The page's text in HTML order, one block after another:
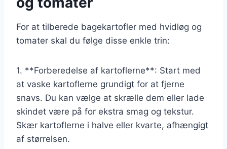
For at tilberede bagekartofler med hvidløg og
tomater skal du følge disse enkle trin:
1. **Forberedelse af kartoflerne**: Start med
at vaske kartoflerne grundigt for at fjerne
snavs. Du kan vælge at skrælle dem eller lade
skindet være på for ekstra smag og tekstur.
Skær kartoflerne i halve eller kvarte, afhængigt
af størrelsen.